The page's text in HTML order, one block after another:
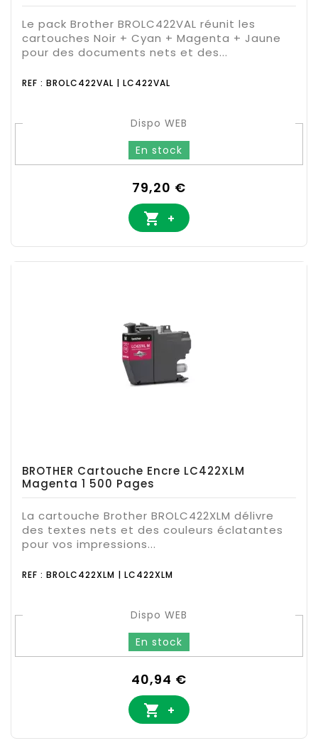
Le pack Brother BROLC422VAL réunit les
cartouches Noir + Cyan + Magenta + Jaune
pour des documents nets et des...
REF : BROLC422VAL | LC422VAL
Dispo WEB
En stock
Prix
79,20 €
 +
BROTHER Cartouche Encre LC422XLM
Magenta 1 500 Pages
La cartouche Brother BROLC422XLM délivre
des textes nets et des couleurs éclatantes
pour vos impressions...
REF : BROLC422XLM | LC422XLM
Dispo WEB
En stock
Prix
40,94 €
 +